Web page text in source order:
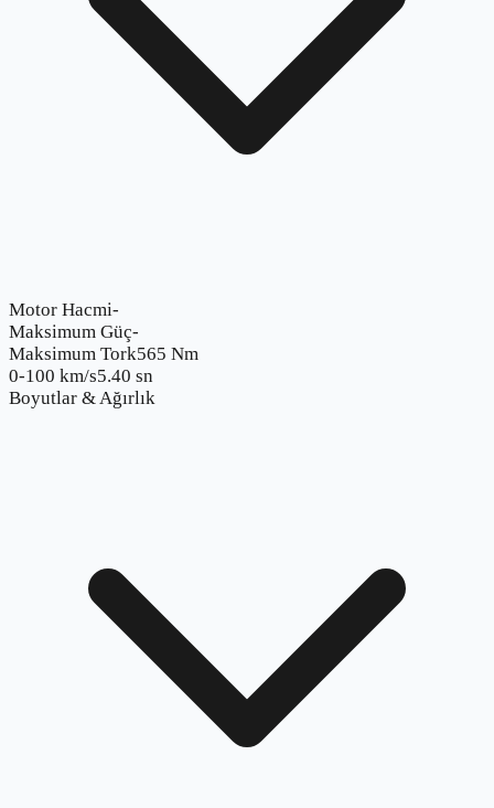
Motor Hacmi-
Maksimum Güç-
Maksimum Tork565 Nm
0-100 km/s5.40 sn
Boyutlar & Ağırlık